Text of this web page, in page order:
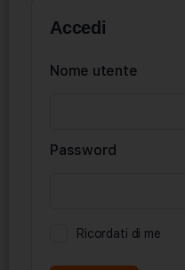
Accedi
Nome utente
Password
Ricordati di me